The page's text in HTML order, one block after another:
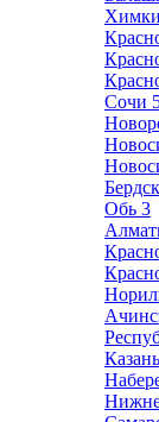
Химки
Сочи
Бердск
Обь 3
Казань